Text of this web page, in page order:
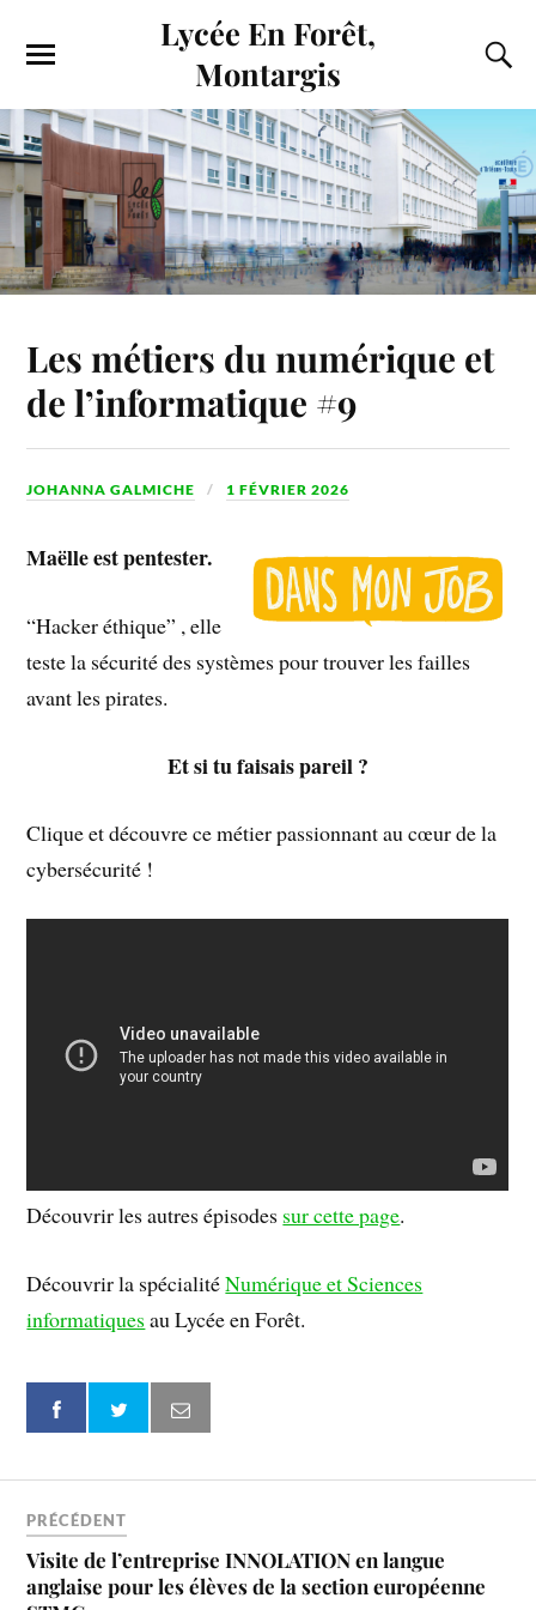
Lycée En Forêt,
Montargis
Les métiers du numérique et
de l’informatique #9
JOHANNA GALMICHE 1 FÉVRIER 2026
Maëlle est pentester.
“Hacker éthique” , elle
teste la sécurité des systèmes pour trouver les failles
avant les pirates.
Et si tu faisais pareil ?
Clique et découvre ce métier passionnant au cœur de la
cybersécurité !
Découvrir les autres épisodes sur cette page.
Découvrir la spécialitéNumérique et Sciences
informatiquesau Lycée en Forêt.
PRÉCÉDENT
Visite de l’entreprise INNOLATION en langue
anglaise pour les élèves de la section européenne